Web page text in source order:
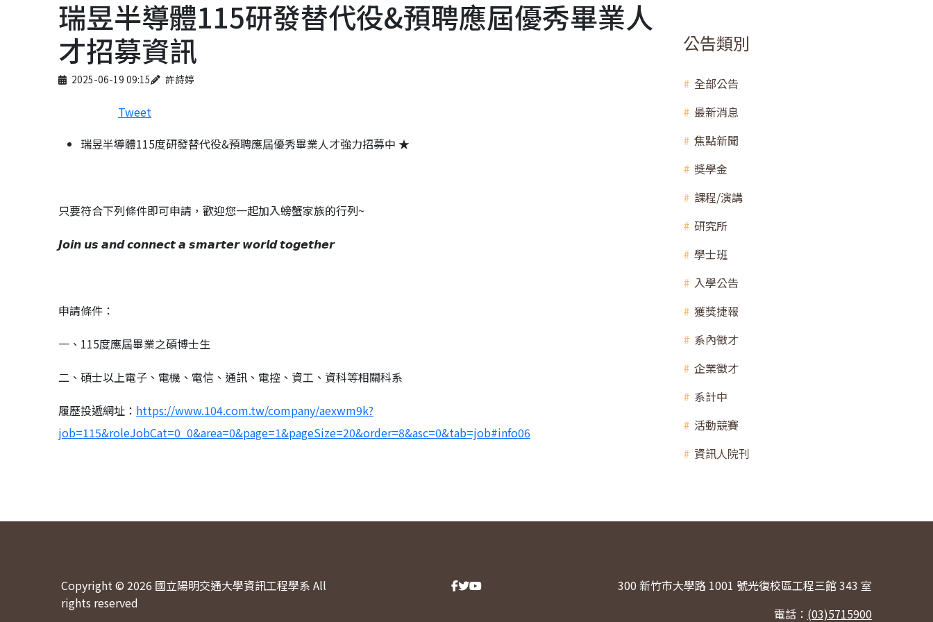
瑞昱半導體115研發替代役&預聘應屆優秀畢業人
才招募資訊
Published on
2025-06-19 09:15
Author 許詩婷
Tweet
瑞昱半導體115度研發替代役&預聘應屆優秀畢業人才強力招募中 ★
只要符合下列條件即可申請，歡迎您一起加入螃蟹家族的行列~
𝙅𝙤𝙞𝙣 𝙪𝙨 𝙖𝙣𝙙 𝙘𝙤𝙣𝙣𝙚𝙘𝙩 𝙖 𝙨𝙢𝙖𝙧𝙩𝙚𝙧 𝙬𝙤𝙧𝙡𝙙 𝙩𝙤𝙜𝙚𝙩𝙝𝙚𝙧
申請條件：
一、115度應屆畢業之碩博士生
二、碩士以上電子、電機、電信、通訊、電控、資工、資科等相關科系
履歷投遞網址： https://www.104.com.tw/company/aexwm9k?
job=115&roleJobCat=0_0&area=0&page=1&pageSize=20&order=8&asc=0&tab=job#info06
公告類別
全部公告
最新消息
焦點新聞
獎學金
課程/演講
研究所
學士班
入學公告
獲獎捷報
系內徵才
企業徵才
系計中
活動競賽
資訊人院刊
Copyright © 2026 國立陽明交通大學資訊工程學系 All
rights reserved
300 新竹市大學路 1001 號光復校區工程三館 343 室
電話： (03)5715900